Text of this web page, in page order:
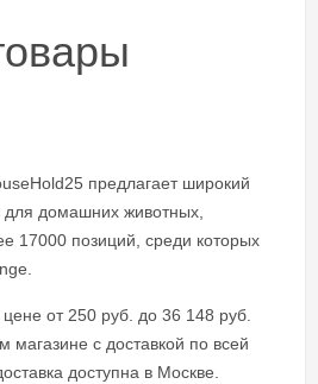
предлагает широкий
для домашних животных,
17000 позиций, среди которых
от 250 руб. до 36 148 руб.
магазине с доставкой по всей
доступна в Москве.